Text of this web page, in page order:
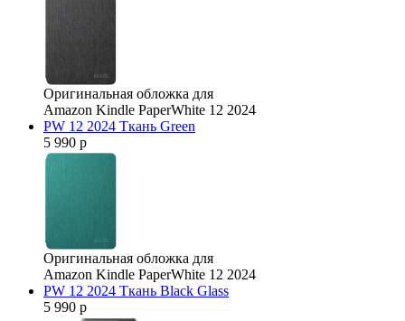
Оригинальная обложка для
Amazon Kindle PaperWhite 12 2024
PW 12 2024 Ткань Green
5 990 р
Оригинальная обложка для
Amazon Kindle PaperWhite 12 2024
PW 12 2024 Ткань Black Glass
5 990 р